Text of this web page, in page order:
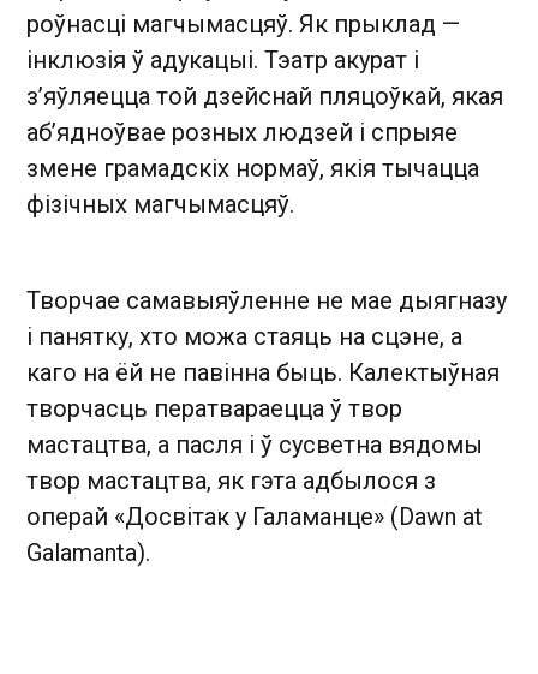
роўнасці магчымасцяў. Як прыклад —
інклюзія ў адукацыі. Тэатр акурат і
з’яўляецца той дзейснай пляцоўкай, якая
аб’ядноўвае розных людзей і спрыяе
змене грамадскіх нормаў, якія тычацца
фізічных магчымасцяў.
Творчае самавыяўленне не мае дыягназу
і панятку, хто можа стаяць на сцэне, а
каго на ёй не павінна быць. Калектыўная
творчасць ператвараецца ў твор
мастацтва, а пасля і ў сусветна вядомы
твор мастацтва, як гэта адбылося з
операй «Досвітак у Галаманце» (Dawn at
Galamanta).